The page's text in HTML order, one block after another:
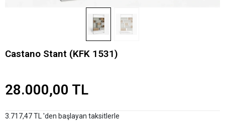
Castano Stant (KFK 1531)
28.000,00 TL
3.717,47 TL 'den başlayan taksitlerle